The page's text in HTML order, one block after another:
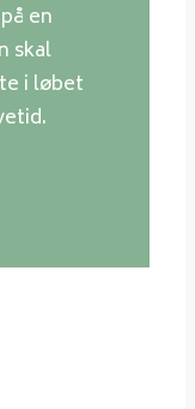
en
skal
i løbet